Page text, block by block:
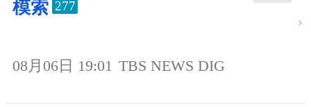
模索 277
08月06日 19:01 TBS NEWS DIG